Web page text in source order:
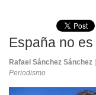
España no
Rafael Sánchez Sánchez
Periodismo